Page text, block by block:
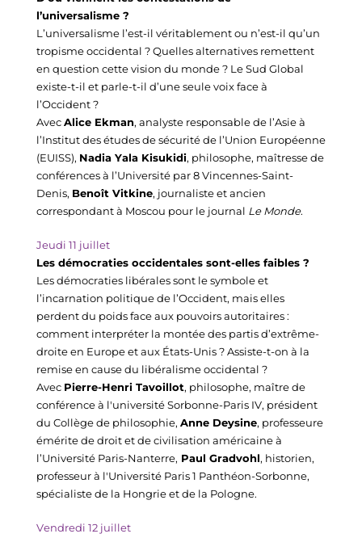
l’universalisme ?
L’universalisme l’est-il véritablement ou n’est-il qu’un
tropisme occidental ? Quelles alternatives remettent
en question cette vision du monde ? Le Sud Global
existe-t-il et parle-t-il d’une seule voix face à
l’Occident ?
Avec Alice Ekman, analyste responsable de l’Asie à
l’Institut des études de sécurité de l’Union Européenne
(EUISS), Nadia Yala Kisukidi, philosophe, maîtresse de
conférences à l’Université par 8 Vincennes-Saint-
Denis, Benoît Vitkine, journaliste et ancien
correspondant à Moscou pour le journal Le Monde.
Jeudi 11 juillet
Les démocraties occidentales sont-elles faibles ?
Les démocraties libérales sont le symbole et
l’incarnation politique de l’Occident, mais elles
perdent du poids face aux pouvoirs autoritaires :
comment interpréter la montée des partis d’extrême-
droite en Europe et aux États-Unis ? Assiste-t-on à la
remise en cause du libéralisme occidental ?
Avec Pierre-Henri Tavoillot, philosophe, maître de
conférence à l'université Sorbonne-Paris IV, président
du Collège de philosophie, Anne Deysine, professeure
émérite de droit et de civilisation américaine à
l’Université Paris-Nanterre, Paul Gradvohl, historien,
professeur à l'Université Paris 1 Panthéon-Sorbonne,
spécialiste de la Hongrie et de la Pologne.
Vendredi 12 juillet